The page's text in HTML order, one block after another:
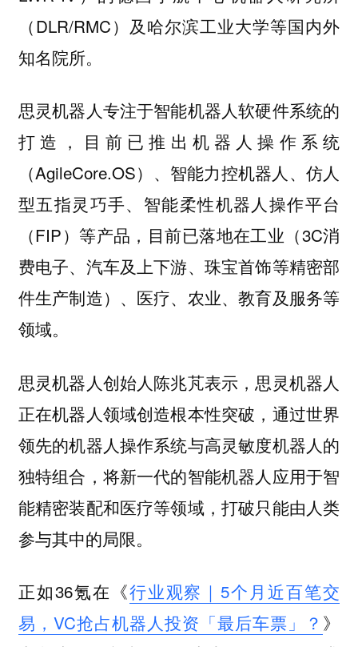
（DLR/RMC）及哈尔滨工业大学等国内外
知名院所。
思灵机器人专注于智能机器人软硬件系统的
打造，目前已推出机器人操作系统
（AgileCore.OS）、智能力控机器人、仿人
型五指灵巧手、智能柔性机器人操作平台
（FIP）等产品，目前已落地在工业（3C消
费电子、汽车及上下游、珠宝首饰等精密部
件生产制造）、医疗、农业、教育及服务等
领域。
思灵机器人创始人陈兆芃表示，思灵机器人
正在机器人领域创造根本性突破，通过世界
领先的机器人操作系统与高灵敏度机器人的
独特组合，将新一代的智能机器人应用于智
能精密装配和医疗等领域，打破只能由人类
参与其中的局限。
正如36氪在《行业观察｜5个月近百笔交
易，VC抢占机器人投资「最后车票」？ 》